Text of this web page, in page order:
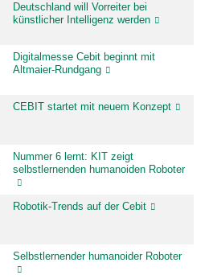
Deutschland will Vorreiter bei
künstlicher Intelligenz werden
Digitalmesse Cebit beginnt mit
Altmaier-Rundgang
CEBIT startet mit neuem Konzept
Nummer 6 lernt: KIT zeigt
selbstlernenden humanoiden Roboter
Robotik-Trends auf der Cebit
Selbstlernender humanoider Roboter